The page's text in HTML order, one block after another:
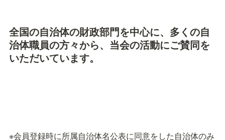
全国の自治体の財政部門を中心に、多くの自
治体職員の方々から、当会の活動にご賛同を
いただいています。
※会員登録時に所属自治体名公表に同意をした自治体のみ